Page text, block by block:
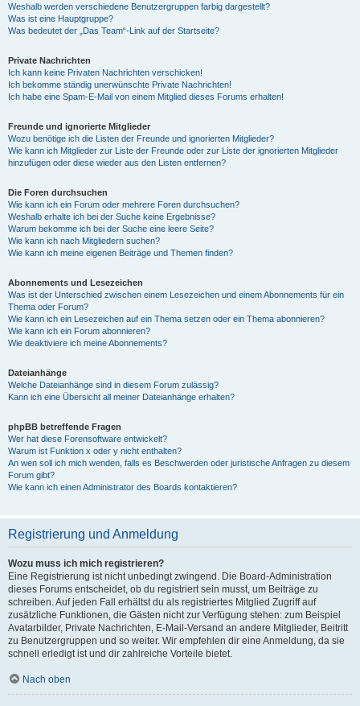
Weshalb werden verschiedene Benutzergruppen farbig dargestellt?
Was ist eine Hauptgruppe?
Was bedeutet der „Das Team“-Link auf der Startseite?
Private Nachrichten
Ich kann keine Privaten Nachrichten verschicken!
Ich bekomme ständig unerwünschte Private Nachrichten!
Ich habe eine Spam-E-Mail von einem Mitglied dieses Forums erhalten!
Freunde und ignorierte Mitglieder
Wozu benötige ich die Listen der Freunde und ignorierten Mitglieder?
Wie kann ich Mitglieder zur Liste der Freunde oder zur Liste der ignorierten Mitglieder
hinzufügen oder diese wieder aus den Listen entfernen?
Die Foren durchsuchen
Wie kann ich ein Forum oder mehrere Foren durchsuchen?
Weshalb erhalte ich bei der Suche keine Ergebnisse?
Warum bekomme ich bei der Suche eine leere Seite?
Wie kann ich nach Mitgliedern suchen?
Wie kann ich meine eigenen Beiträge und Themen finden?
Abonnements und Lesezeichen
Was ist der Unterschied zwischen einem Lesezeichen und einem Abonnements für ein
Thema oder Forum?
Wie kann ich ein Lesezeichen auf ein Thema setzen oder ein Thema abonnieren?
Wie kann ich ein Forum abonnieren?
Wie deaktiviere ich meine Abonnements?
Dateianhänge
Welche Dateianhänge sind in diesem Forum zulässig?
Kann ich eine Übersicht all meiner Dateianhänge erhalten?
phpBB betreffende Fragen
Wer hat diese Forensoftware entwickelt?
Warum ist Funktion x oder y nicht enthalten?
An wen soll ich mich wenden, falls es Beschwerden oder juristische Anfragen zu diesem
Forum gibt?
Wie kann ich einen Administrator des Boards kontaktieren?
Registrierung und Anmeldung
Wozu muss ich mich registrieren?
Eine Registrierung ist nicht unbedingt zwingend. Die Board-Administration
dieses Forums entscheidet, ob du registriert sein musst, um Beiträge zu
schreiben. Auf jeden Fall erhältst du als registriertes Mitglied Zugriff auf
zusätzliche Funktionen, die Gästen nicht zur Verfügung stehen: zum Beispiel
Avatarbilder, Private Nachrichten, E-Mail-Versand an andere Mitglieder, Beitritt
zu Benutzergruppen und so weiter. Wir empfehlen dir eine Anmeldung, da sie
schnell erledigt ist und dir zahlreiche Vorteile bietet.
Nach oben